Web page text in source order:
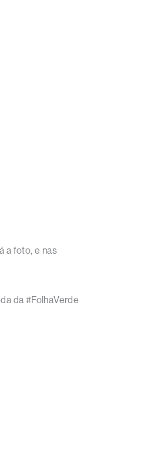
a foto, e nas
da #FolhaVerde